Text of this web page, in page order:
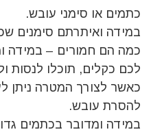
כתמים או סימני עובש.
במידה ואיתרתם סימנים
כמה הם חמורים – במידה
לכם כקלים, תוכלו לנסות
כאשר לצורך המטרה ניתן
להסרת עובש.
במידה ומדובר בכתמים